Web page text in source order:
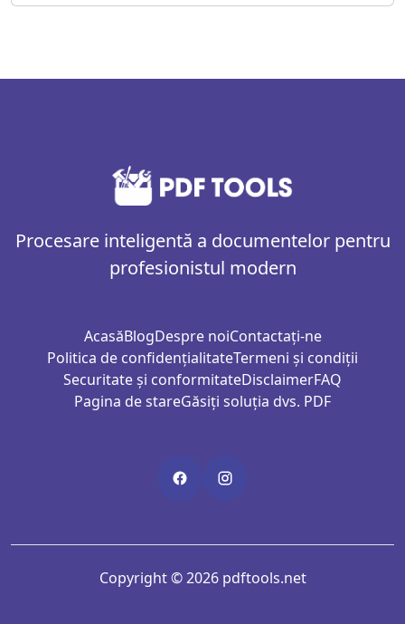
Procesare inteligentă a documentelor pentru
profesionistul modern
AcasăBlogDespre noiContactați-ne
Politica de confidențialitateTermeni și condiții
Securitate și conformitateDisclaimerFAQ
Pagina de stareGăsiți soluția dvs. PDF
Copyright © 2026 pdftools.net